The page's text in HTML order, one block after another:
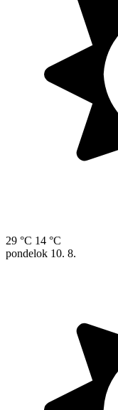
29 °C 14 °C
pondelok 10. 8.